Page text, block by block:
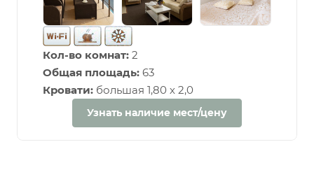
Кол-во комнат: 2
Общая площадь: 63
Кровати: большая 1,80 х 2,0
Узнать наличие мест/цену